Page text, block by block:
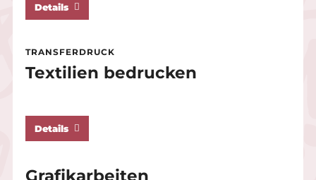
Details
TRANSFERDRUCK
Textilien bedrucken
Details
Grafikarbeiten